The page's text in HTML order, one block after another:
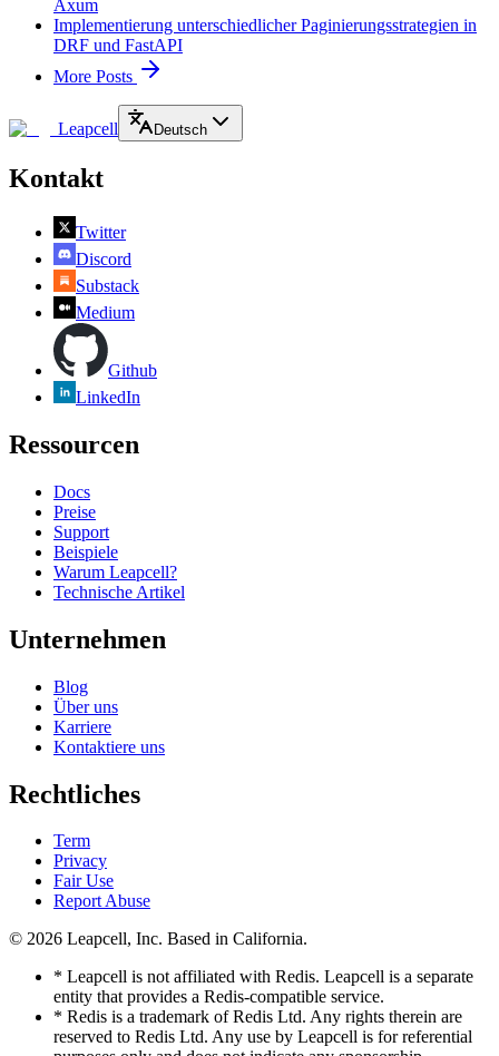
Axum
Implementierung unterschiedlicher Paginierungsstrategien in
DRF und FastAPI
More Posts
Leapcell Deutsch
Kontakt
Twitter
Discord
Substack
Medium
Github
LinkedIn
Ressourcen
Docs
Preise
Support
Beispiele
Warum Leapcell?
Technische Artikel
Unternehmen
Blog
Über uns
Karriere
Kontaktiere uns
Rechtliches
Term
Privacy
Fair Use
Report Abuse
© 2026 Leapcell, Inc. Based in California.
* Leapcell is not affiliated with Redis. Leapcell is a separate
entity that provides a Redis-compatible service.
* Redis is a trademark of Redis Ltd. Any rights therein are
reserved to Redis Ltd. Any use by Leapcell is for referential